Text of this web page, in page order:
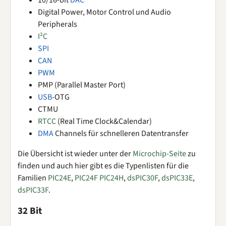
Digital Power, Motor Control und Audio
Peripherals
I²C
SPI
CAN
PWM
PMP (Parallel Master Port)
USB-OTG
CTMU
RTCC(Real Time Clock&Calendar)
DMAChannels für schnelleren Datentransfer
Die Übersicht ist wieder unter derMicrochip-Seitezu
finden und auch hier gibt es die Typenlisten für die
Familien PIC24E,PIC24FPIC24H,dsPIC30F,dsPIC33E,
dsPIC33F.
32 Bit